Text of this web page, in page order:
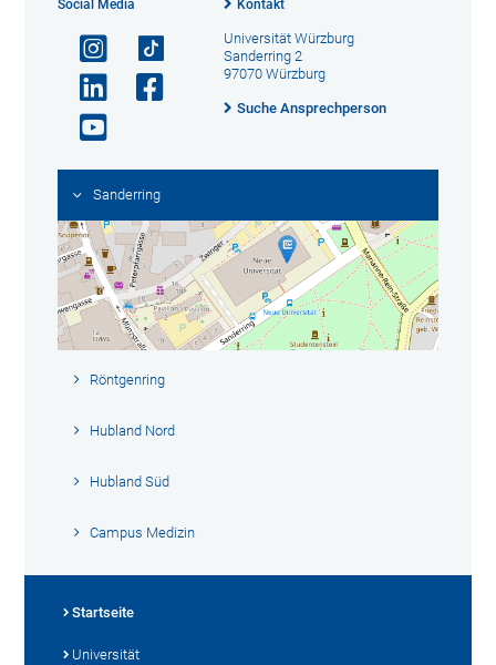
Social Media Kontakt
Universität Würzburg
Sanderring 2
97070 Würzburg
Suche Ansprechperson
Sanderring
Röntgenring
Hubland Nord
Hubland Süd
Campus Medizin
Startseite
Universität